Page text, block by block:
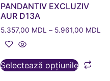
PANDANTIV EXCLUZIV
AUR D13A
5.357,00 MDL – 5.961,00 MDL
Selectează opțiunile